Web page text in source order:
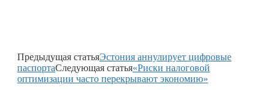
Предыдущая статьяЭстония аннулирует цифровые
паспортаСледующая статья«Риски налоговой
оптимизации часто перекрывают экономию»